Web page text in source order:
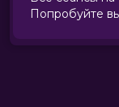
Попробуйте